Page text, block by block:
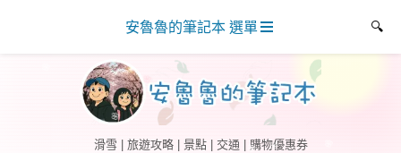
滑雪 | 旅遊攻略 | 景點 | 交通 | 購物優惠券
安魯魯的筆記本 選單